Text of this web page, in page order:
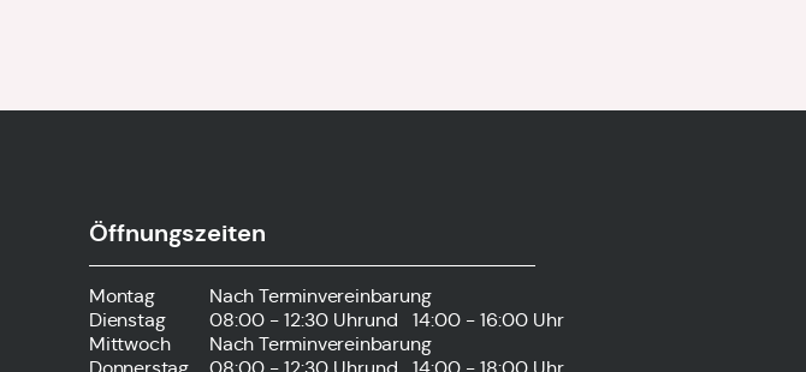
Öffnungszeiten
Montag
Nach Terminvereinbarung
Dienstag
08:00 - 12:30 Uhrund
14:00 - 16:00 Uhr
Mittwoch
Nach Terminvereinbarung
Donnerstag
08:00 - 12:30 Uhrund
14:00 - 18:00 Uhr